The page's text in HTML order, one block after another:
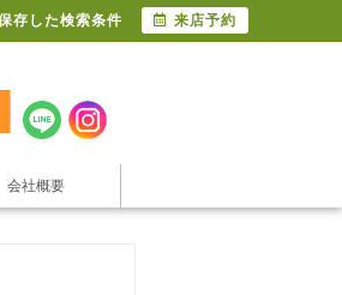
会社概要
存した検索条件 来店予約